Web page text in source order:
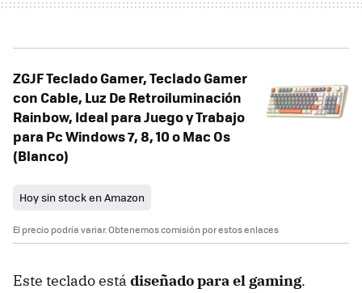
ZGJF Teclado Gamer, Teclado Gamer
con Cable, Luz De Retroiluminación
Rainbow, Ideal para Juego y Trabajo
para Pc Windows 7, 8, 10 o Mac Os
(Blanco)
Hoy sin stock en Amazon
El precio podría variar. Obtenemos comisión por estos enlaces
Este teclado está diseñado para el gaming.